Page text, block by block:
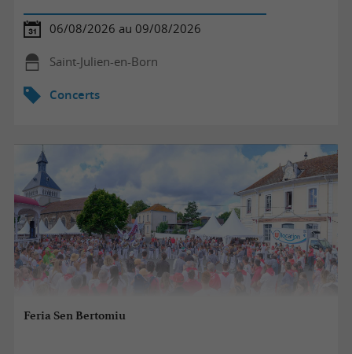
06/08/2026 au 09/08/2026
Saint-Julien-en-Born
Concerts
Feria Sen Bertomiu